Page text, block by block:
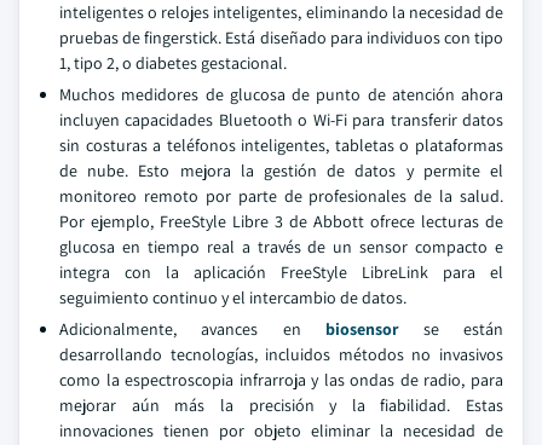
inteligentes o relojes inteligentes, eliminando la necesidad de
pruebas de fingerstick. Está diseñado para individuos con tipo
1, tipo 2, o diabetes gestacional.
Muchos medidores de glucosa de punto de atención ahora
incluyen capacidades Bluetooth o Wi-Fi para transferir datos
sin costuras a teléfonos inteligentes, tabletas o plataformas
de nube. Esto mejora la gestión de datos y permite el
monitoreo remoto por parte de profesionales de la salud.
Por ejemplo, FreeStyle Libre 3 de Abbott ofrece lecturas de
glucosa en tiempo real a través de un sensor compacto e
integra con la aplicación FreeStyle LibreLink para el
seguimiento continuo y el intercambio de datos.
Adicionalmente, avances en biosensorse están
desarrollando tecnologías, incluidos métodos no invasivos
como la espectroscopia infrarroja y las ondas de radio, para
mejorar aún más la precisión y la fiabilidad. Estas
innovaciones tienen por objeto eliminar la necesidad de